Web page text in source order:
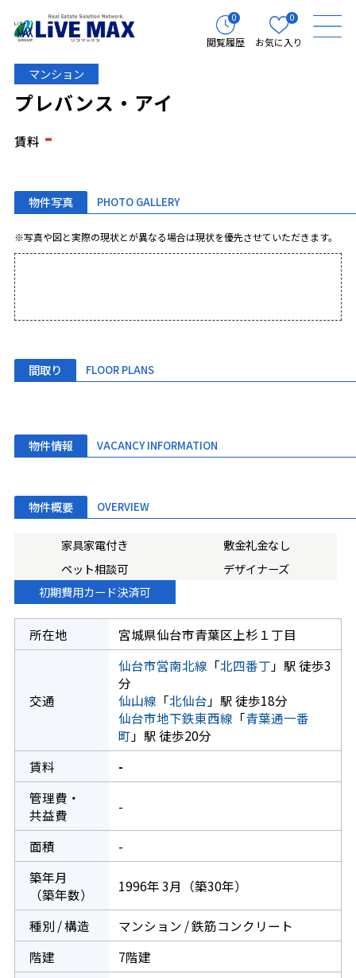
0
閲覧履歴
0
お気に入り
マンション
プレバンス・アイ
賃料 -
物件写真 PHOTO GALLERY
※写真や図と実際の現状とが異なる場合は現状を優先させていただきます。
間取り FLOOR PLANS
物件情報 VACANCY INFORMATION
物件概要 OVERVIEW
家具家電付き
敷金礼金なし
ペット相談可
デザイナーズ
初期費用カード決済可
所在地 宮城県仙台市青葉区上杉１丁目
交通
仙台市営南北線 「北四番丁 」駅 徒歩3
分
仙山線 「北仙台 」駅 徒歩18分
仙台市地下鉄東西線 「青葉通一番
町 」駅 徒歩20分
賃料
-
管理費・
共益費
-
面積
-
築年月
（築年数）
1996年 3月（築30年）
種別 / 構造
マンション / 鉄筋コンクリート
階建
7階建